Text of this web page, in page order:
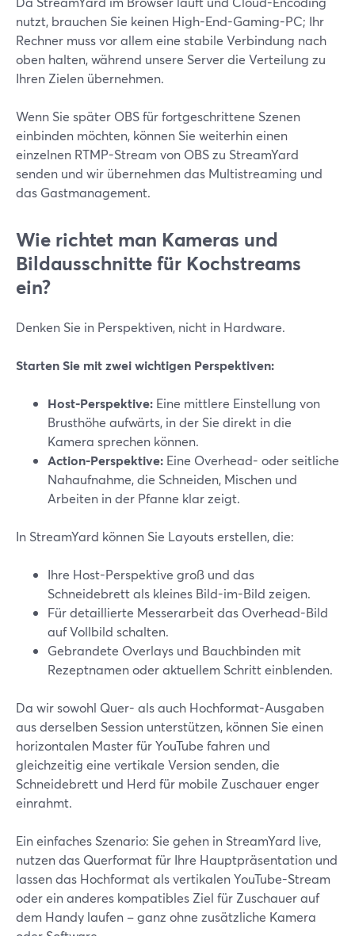
nutzt, brauchen Sie keinen High-End-Gaming-PC; Ihr
Rechner muss vor allem eine stabile Verbindung nach
oben halten, während unsere Server die Verteilung zu
Ihren Zielen übernehmen.
Wenn Sie später OBS für fortgeschrittene Szenen
einbinden möchten, können Sie weiterhin einen
einzelnen RTMP-Stream von OBS zu StreamYard
senden und wir übernehmen das Multistreaming und
das Gastmanagement.
Wie richtet man Kameras und
Bildausschnitte für Kochstreams
ein?
Denken Sie in Perspektiven, nicht in Hardware.
Starten Sie mit zwei wichtigen Perspektiven:
Host-Perspektive: Eine mittlere Einstellung von
Brusthöhe aufwärts, in der Sie direkt in die
Kamera sprechen können.
Action-Perspektive: Eine Overhead- oder seitliche
Nahaufnahme, die Schneiden, Mischen und
Arbeiten in der Pfanne klar zeigt.
In StreamYard können Sie Layouts erstellen, die:
Ihre Host-Perspektive groß und das
Schneidebrett als kleines Bild-im-Bild zeigen.
Für detaillierte Messerarbeit das Overhead-Bild
auf Vollbild schalten.
Gebrandete Overlays und Bauchbinden mit
Rezeptnamen oder aktuellem Schritt einblenden.
Da wir sowohl Quer- als auch Hochformat-Ausgaben
aus derselben Session unterstützen, können Sie einen
horizontalen Master für YouTube fahren und
gleichzeitig eine vertikale Version senden, die
Schneidebrett und Herd für mobile Zuschauer enger
einrahmt.
Ein einfaches Szenario: Sie gehen in StreamYard live,
nutzen das Querformat für Ihre Hauptpräsentation und
lassen das Hochformat als vertikalen YouTube-Stream
oder ein anderes kompatibles Ziel für Zuschauer auf
dem Handy laufen – ganz ohne zusätzliche Kamera